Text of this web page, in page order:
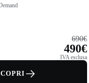
690€
490€
IVA esclusa